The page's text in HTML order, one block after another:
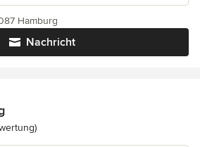
Nachricht
Hamburg
5 von 5 Sternen